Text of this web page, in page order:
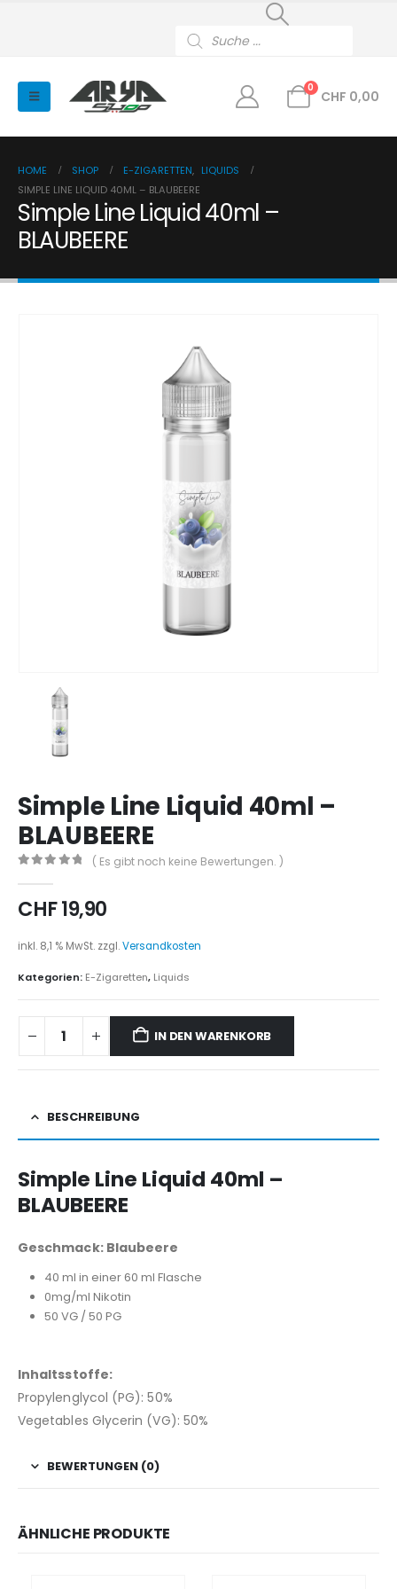
search
0
CHF 0,00
HOME SHOP E-ZIGARETTEN, LIQUIDS
SIMPLE LINE LIQUID 40ML – BLAUBEERE
Simple Line Liquid 40ml –
BLAUBEERE
Simple Line Liquid 40ml –
BLAUBEERE
( Es gibt noch keine Bewertungen. )
CHF19,90
inkl. 8,1 % MwSt. zzgl.Versandkosten
Kategorien: E-Zigaretten, Liquids
IN DEN WARENKORB
BESCHREIBUNG
Simple Line Liquid 40ml –
BLAUBEERE
Geschmack: Blaubeere
40 ml in einer 60 ml Flasche
0mg/ml Nikotin
50 VG / 50 PG
Inhaltsstoffe:
Propylenglycol (PG): 50%
Vegetables Glycerin (VG): 50%
BEWERTUNGEN (0)
ÄHNLICHE PRODUKTE